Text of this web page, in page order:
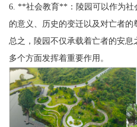
6. **社会教育**：陵园可以作为社
的意义、历史的变迁以及对亡者的
总之，陵园不仅承载着亡者的安
多个方面发挥着重要作用。